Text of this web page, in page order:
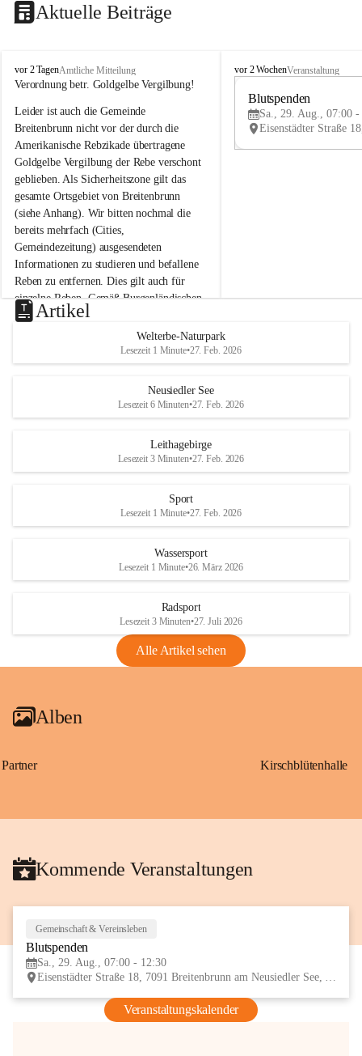
Aktuelle Beiträge
B
r
i
t
e
n
b
r
u
n
n
a
m
N
e
u
s
d
S
vor 2 TagenAmtliche Mitteilung
Verordnung betr. Goldgelbe Vergilbung!
Leider ist auch die Gemeinde
Breitenbrunn nicht vor der durch die
Amerikanische Rebzikade übertragene
Goldgelbe Vergilbung der Rebe verschont
geblieben. Als Sicherheitszone gilt das
gesamte Ortsgebiet von Breitenbrunn
(siehe Anhang). Wir bitten nochmal die
bereits mehrfach (Cities,
Gemeindezeitung) ausgesendeten
Informationen zu studieren und befallene
Reben zu entfernen. Dies gilt auch für
einzelne Reben. Gemäß Burgenländischen
Weinbaugesetz sind nicht gepflegte oder
unzulässige Weingärten zu roden! Bitte
helfen wir zusammen um unsere Winzer
vor den prognostizierten Ernteausfällen
und den daraus folgenden wirtschaftlichen
Maßnahmen zur Bekämpfung
Rebe und der Amerikanischen
Anhang VBl. EU Nr. 18
1 Seite•1,4 MB
VBl. EU Nr. 18_2026
B
e
u
e
d
r
S
vor 2 WochenVeranstaltung
Blutspenden
Sa., 29. Aug., 07:00 -
Artikel
Welterbe-Naturpark
Lesezeit 1 Minute•27. Feb. 2026
Neusiedler See
Lesezeit 6 Minuten•27. Feb. 2026
Leithagebirge
Lesezeit 3 Minuten•27. Feb. 2026
Sport
Lesezeit 1 Minute•27. Feb. 2026
Wassersport
Lesezeit 1 Minute•26. März 2026
Radsport
Lesezeit 3 Minuten•27. Juli 2026
Alle Artikel sehen
Alben
Partner Kirschblütenhalle
Kommende Veranstaltungen
Gemeinschaft & Vereinsleben
Blutspenden
Sa., 29. Aug., 07:00 - 12:30
Eisenstädter Straße 18, 7091 Breitenbrunn am Neusiedler See, AUT
Veranstaltungskalender